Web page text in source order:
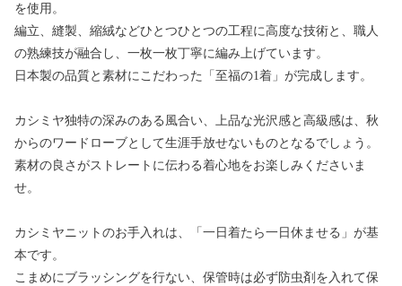
を使用。
編立、縫製、縮絨などひとつひとつの工程に高度な技術と、職人
の熟練技が融合し、一枚一枚丁寧に編み上げています。
日本製の品質と素材にこだわった「至福の1着」が完成します。
カシミヤ独特の深みのある風合い、上品な光沢感と高級感は、秋
からのワードローブとして生涯手放せないものとなるでしょう。
素材の良さがストレートに伝わる着心地をお楽しみくださいま
せ。
カシミヤニットのお手入れは、「一日着たら一日休ませる」が基
本です。
こまめにブラッシングを行ない、保管時は必ず防虫剤を入れて保